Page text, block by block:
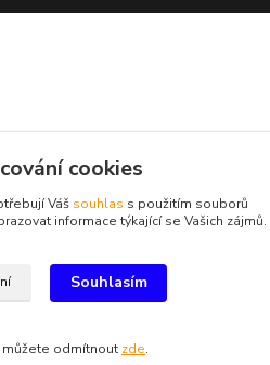
cookies
Váš souhlas s použitím souborů
informace týkající se Vašich zájmů.
Souhlasím
můžete odmítnout zde.